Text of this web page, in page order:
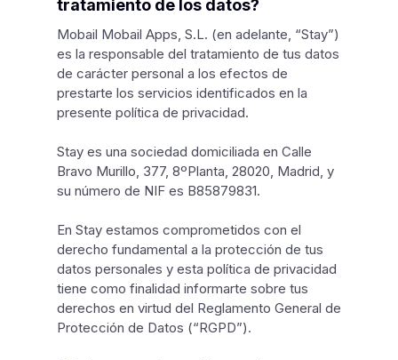
tratamiento de los datos?
Mobail Mobail Apps, S.L. (en adelante, “Stay”)
es la responsable del tratamiento de tus datos
de carácter personal a los efectos de
prestarte los servicios identificados en la
presente política de privacidad.
Stay es una sociedad domiciliada en Calle
Bravo Murillo, 377, 8ºPlanta, 28020, Madrid, y
su número de NIF es B85879831.
En Stay estamos comprometidos con el
derecho fundamental a la protección de tus
datos personales y esta política de privacidad
tiene como finalidad informarte sobre tus
derechos en virtud del Reglamento General de
Protección de Datos (“RGPD”).